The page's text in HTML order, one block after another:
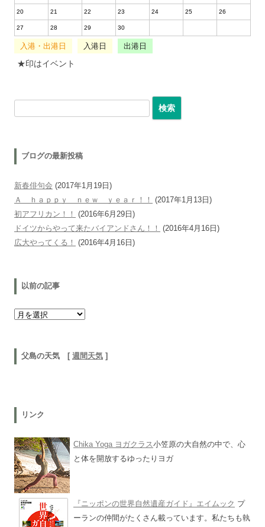
20 21 22 23 24 25 26
27 28 29 30
入港・出港日 入港日 出港日
★印はイベント
検索:
ブログの最新投稿
新春俳句会 (2017年1月19日)
Ａ ｈａｐｐｙ ｎｅｗ ｙｅａｒ！！
(2017年1月13日)
初アフリカン！！
(2016年6月29日)
ドイツからやって来たバイアンドさん！！
(2016年4月16日)
広大やってくる！
(2016年4月16日)
以前の記事
以前の記事
父島の天気 [ 週間天気 ]
リンク
Chika Yoga ヨガクラス小笠原の大自然の中で、心
と体を開放するゆったりヨガ
『ニッポンの世界自然遺産ガイド』エイムック プ
ーランの仲間がたくさん載っています。私たちも執